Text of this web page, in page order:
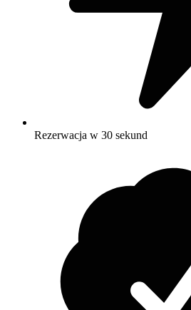
Rezerwacja w 30 sekund